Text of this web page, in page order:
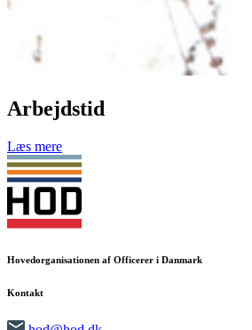
Arbejdstid
Læs mere
Hovedorganisationen af Officerer i Danmark
Kontakt